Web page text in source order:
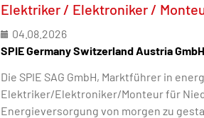
Elektriker / Elektroniker /
04.08.2026
SPIE Germany Switzerland Austria GmbH
Die SPIE SAG GmbH, Marktführer in
Elektriker/Elektroniker/Monteur für
Energieversorgung von morgen zu